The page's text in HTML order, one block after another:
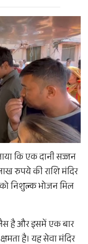
कि एक दानी सज्जन
रुपये की राशि मंदिर
निशुल्क भोजन मिल
है और इसमें एक बार
है। यह सेवा मंदिर